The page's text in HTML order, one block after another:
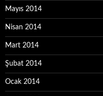
Mayıs 2014
Nisan 2014
Mart 2014
Şubat 2014
Ocak 2014